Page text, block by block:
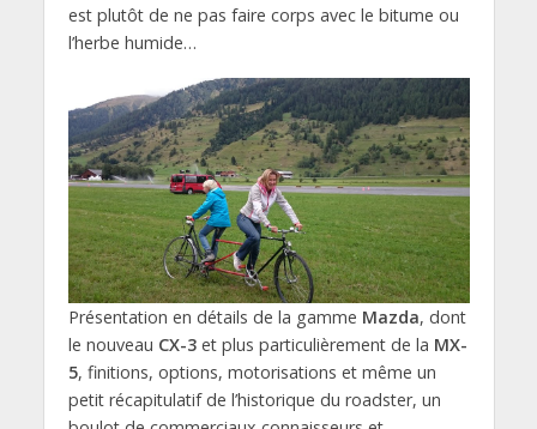
est plutôt de ne pas faire corps avec le bitume ou
l’herbe humide…
Présentation en détails de la gamme Mazda, dont
le nouveau CX-3et plus particulièrement de la MX-
5, finitions, options, motorisations et même un
petit récapitulatif de l’historique du roadster, un